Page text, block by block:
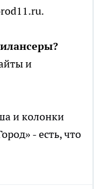
и
и колонки
- есть, что